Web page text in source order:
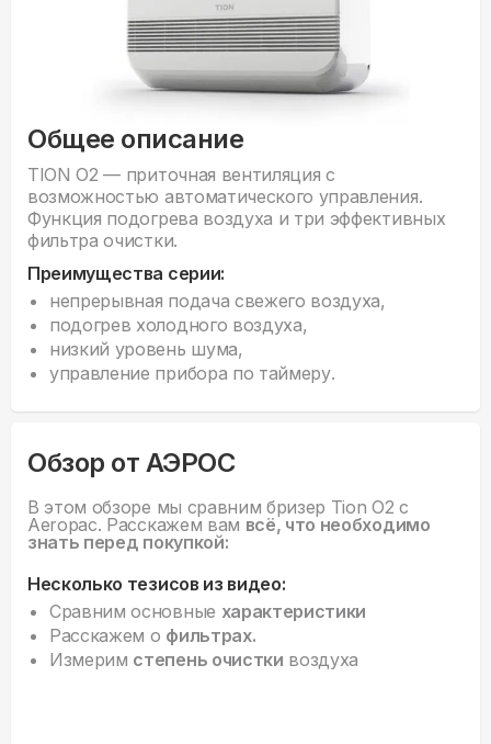
Общее описание
TION O2 — приточная вентиляция с
возможностью автоматического управления.
Функция подогрева воздуха и три эффективных
фильтра очистки.
Преимущества серии:
непрерывная подача свежего воздуха,
подогрев холодного воздуха,
низкий уровень шума,
управление прибора по таймеру.
Обзор от АЭРОС
В этом обзоре мы сравним бризер Tion O2 c
Aeropac. Расскажем вам всё, что необходимо
знать перед покупкой:
Несколько тезисов из видео:
Сравним основные характеристики
Расскажем о фильтрах.
Измерим степень очистки воздуха